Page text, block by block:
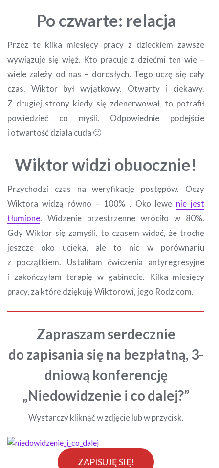
Po czwarte: relacja
Przez te kilka miesięcy pracy z dzieckiem zawsze
wywiązuje się więź. Kto pracuje z dziećmi ten wie –
wiele zależy od nas – dorosłych. Tego uczę się cały
czas. Wiktor był wyjątkowy. Otwarty i ciekawy.
Z drugiej strony kiedy się zdenerwował, to potrafił
powiedzieć co myśli. Odpowiednie podejście
i otwartość działa cuda 🙂
Wiktor widzi obuocznie!
Przychodzi czas na weryfikację postępów. Oczy
Wiktora widzą równo – 100% . Oko lewe nie jest
tłumione. Widzenie przestrzenne wróciło w 80%.
Gdy Wiktor się zamyśli, to czasem widać, że trochę
jeszcze oko ucieka, ale to nic w porównaniu
z początkiem. Ustaliłam ćwiczenia antyregresyjne
i zakończyłam terapię w gabinecie. Kilka miesięcy
pracy, za które dziękuję Wiktorowi, jego Rodzicom.
Zapraszam serdecznie
do zapisania się na bezpłatną, 3-
dniową konferencję
„Niedowidzenie i co dalej?”
Wystarczy kliknąć w zdjęcie lub w przycisk.
ZAPISUJĘ SIĘ!